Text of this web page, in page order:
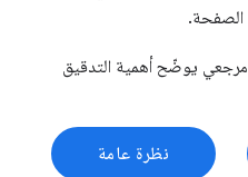
يوضّح أهمية التدقيق
نظرة عامة